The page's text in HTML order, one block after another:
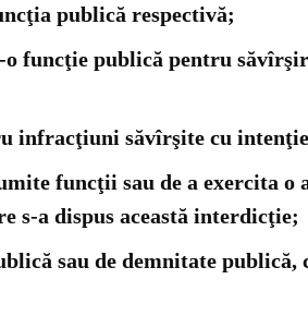
publică respectivă;
funcţie publică pentru
infracţiuni săvîrşite cu
funcţii sau de a exercita
s-a dispus această interdicţie;
sau de demnitate